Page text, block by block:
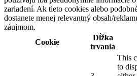
zariadení. Ak tieto cookies alebo
dostanete menej relevantný obsah/
záujmom.
Cookie
Dĺžka
trvania
This
to